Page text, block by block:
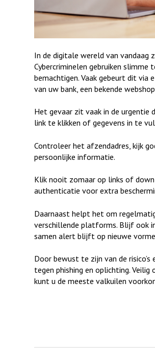
In de digitale wereld van vandaag
Cybercriminelen gebruiken
bemachtigen. Vaak gebeurt dit via
van uw bank, een bekende
Het gevaar zit vaak in de urgentie
link te klikken of gegevens in te
Controleer het afzendadres, kijk
persoonlijke informatie.
Klik nooit zomaar op links of
authenticatie voor extra
Daarnaast helpt het om
verschillende platforms. Blijf ook
samen alert blijft op nieuwe
Door bewust te zijn van de
tegen phishing en oplichting.
kunt u de meeste valkuilen